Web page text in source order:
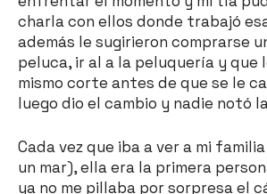
charla con ellos donde trabajó
además le sugirieron comprarse
peluca, ir al a la peluquería y que
mismo corte antes de que se le
luego dio el cambio y nadie notó
Cada vez que iba a ver a mi
un mar), ella era la primera
ya no me pillaba por sorpresa el